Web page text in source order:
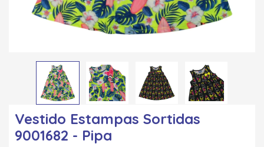
Vestido Estampas Sortidas
9001682 - Pipa